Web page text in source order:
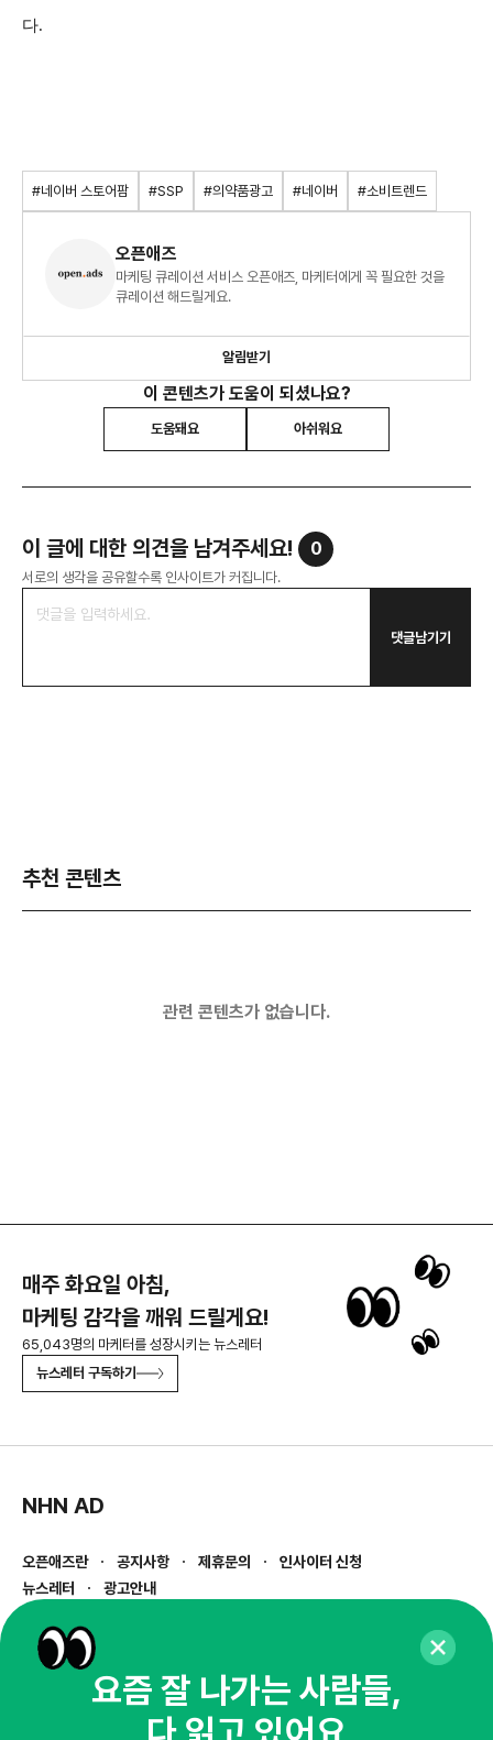
다.
#네이버 스토어팜 #SSP #의약품광고 #네이버 #소비트렌드
오픈애즈
마케팅 큐레이션 서비스 오픈애즈, 마케터에게 꼭 필요한 것을
큐레이션 해드릴게요.
알림받기
이 콘텐츠가 도움이 되셨나요?
도움돼요 아쉬워요
이 글에 대한 의견을 남겨주세요! 0
서로의 생각을 공유할수록 인사이트가 커집니다.
댓글남기기
추천 콘텐츠
관련 콘텐츠가 없습니다.
매주 화요일 아침,
마케팅 감각을 깨워 드릴게요!
65,043명의 마케터를 성장시키는 뉴스레터
뉴스레터 구독하기
NHN AD
오픈애즈란 공지사항 제휴문의
인사이터 신청
뉴스레터
광고안내
경기도 성남시 분당구 대왕판교로645번길 16
사업자등록번호 : 144-81-27690(
통신판매업신고번호 : 2014-경기성남-1023
호스팅서비스사업자 : 오픈애즈
요즘 잘 나가는 사람들,